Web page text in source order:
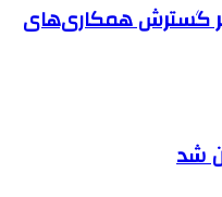
بر گسترش همکاری‌های
شد